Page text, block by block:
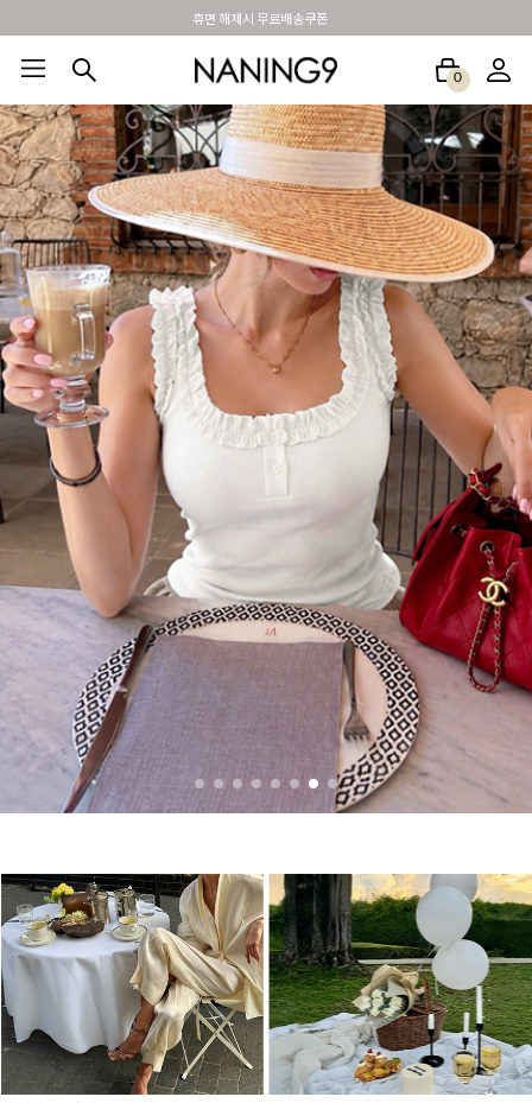
BEST 포토리뷰 - 매주 2명추첨 3만원쿠폰
0
BEST100🤍 NEW5% 베스트재진행 썸머여행룩 아울렛 하객&모임룩